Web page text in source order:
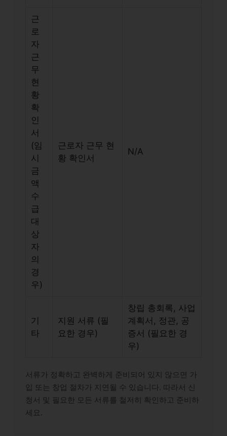
근
로
자
근
무
현
황
확
인
서
(임
시
금
액
수
급
대
상
자
의
경
우)
근로자 근무 현
황 확인서
N/A
기
타
지원 서류 (필
요한 경우)
창립 총회록, 사업
계획서, 정관, 공
증서 (필요한 경
우)
서류가 정확하고 완벽하게 준비되어 있지 않으면 가
입 또는 창업 절차가 지연될 수 있습니다. 따라서 신
청서 및 필요한 모든 서류를 철저히 확인하고 준비하
세요.